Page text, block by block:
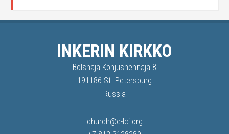
INKERIN KIRKKO
Bolshaja Konjushennaja 8
191186 St. Petersburg
Russia
church@e-lci.org